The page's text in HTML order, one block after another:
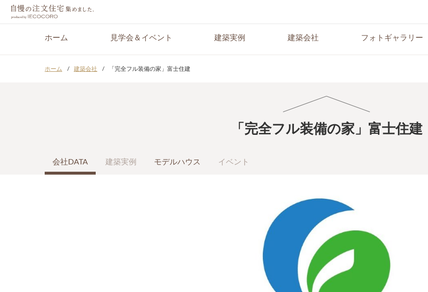
ホーム 見学会＆イベント 建築実例 建築会社 フォトギャラリー
ホーム 建築会社 「完全フル装備の家」富士住建
「完全フル装備の家」富士住建
会社DATA 建築実例 モデルハウス イベント